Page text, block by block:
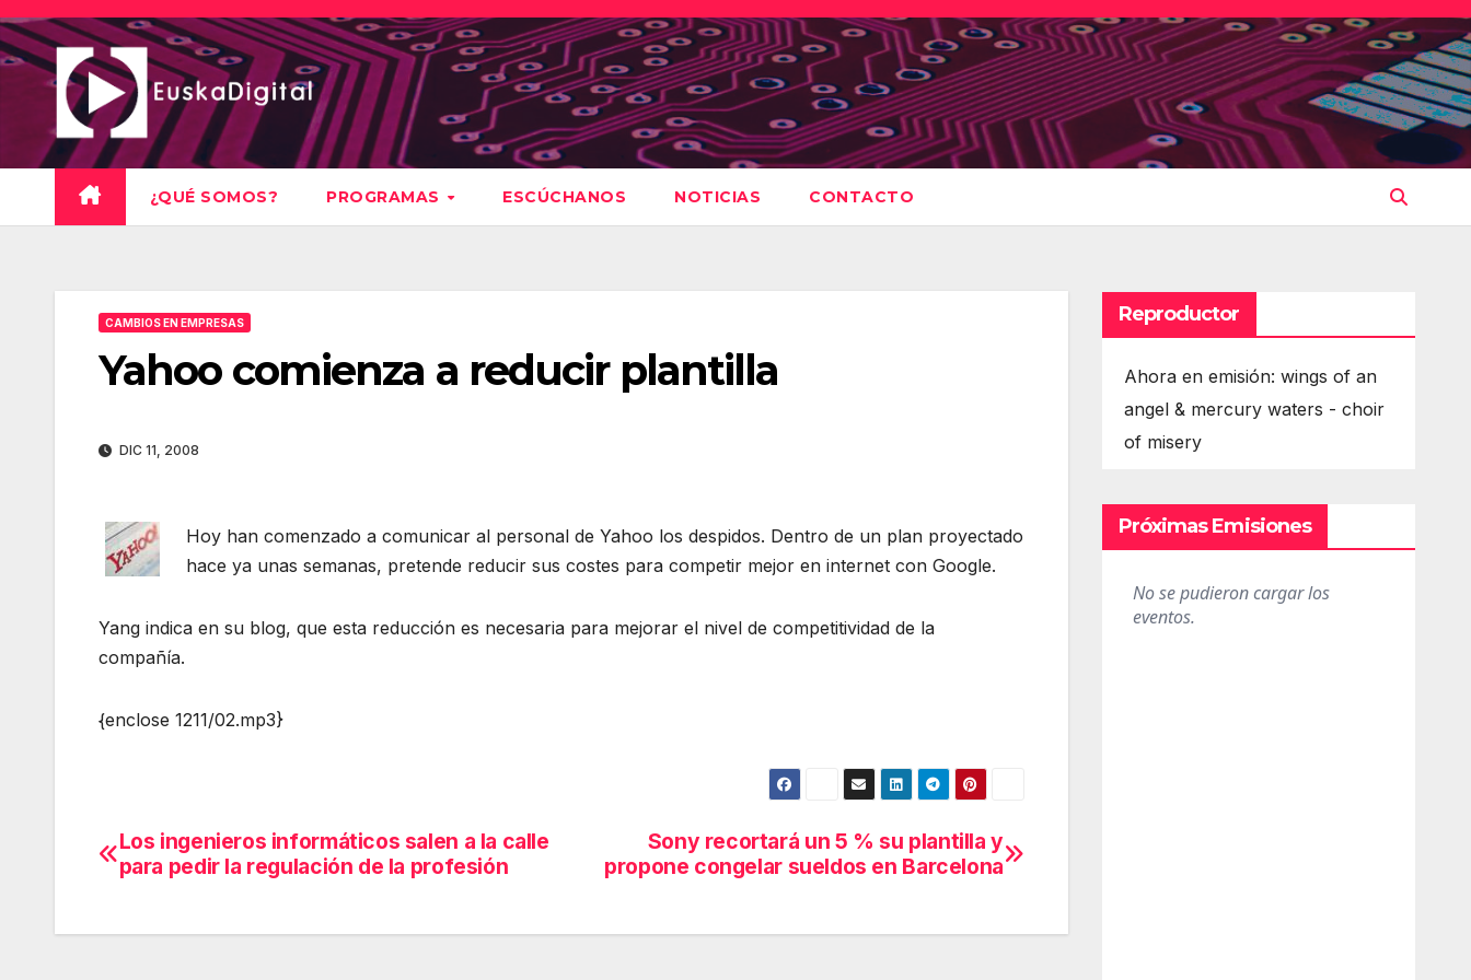
Saltar
al
contenido
¿QUÉ SOMOS? PROGRAMAS ESCÚCHANOS NOTICIAS CONTACTO
CAMBIOS EN EMPRESAS
Yahoo comienza a reducir plantilla
DIC 11, 2008
Hoy han comenzado a comunicar al personal de Yahoo los despidos. Dentro de un plan proyectado
hace ya unas semanas, pretende reducir sus costes para competir mejor en internet con Google.
Yang indica en su blog, que esta reducción es necesaria para mejorar el nivel de competitividad de la
compañía.
{enclose 1211/02.mp3}
Navegación
entradas
Sony recortará un 5 % su plantilla y
propone congelar sueldos en Barcelona
Los ingenieros informáticos salen a la calle
para pedir la regulación de la profesión
Reproductor
Ahora en emisión: wings of an
angel & mercury waters - choir
of misery
Próximas Emisiones